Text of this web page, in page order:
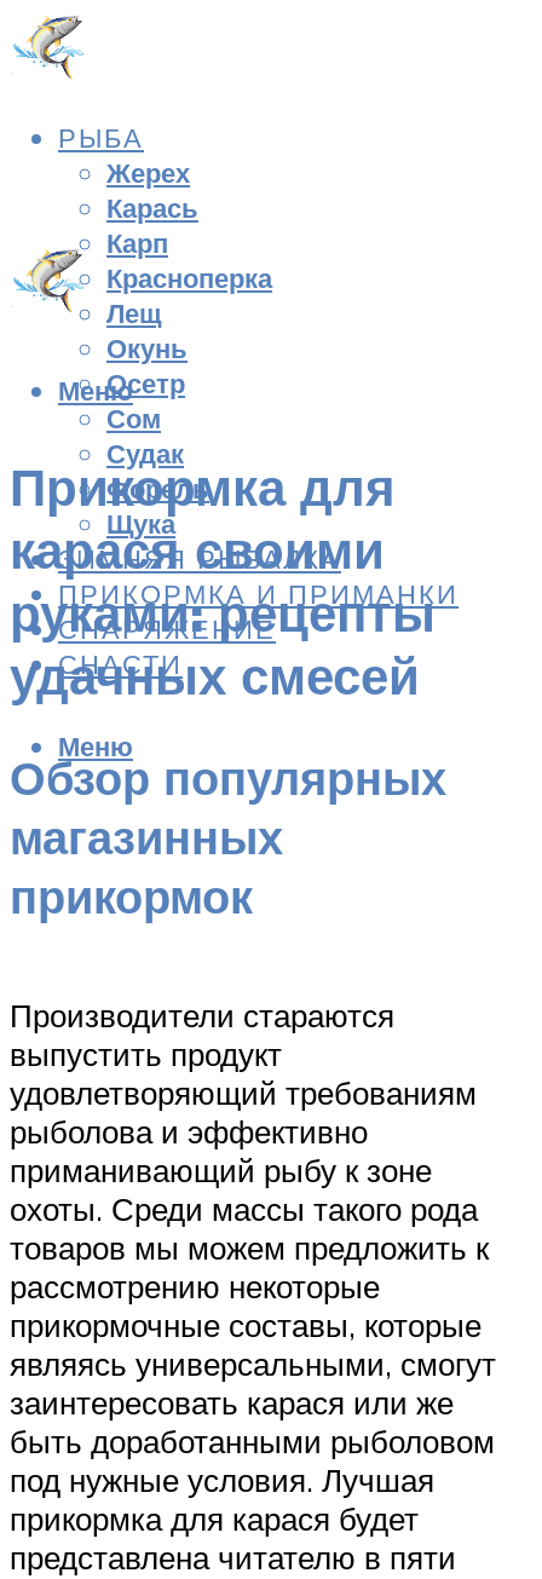
РЫБА
Жерех
Карась
Карп
Красноперка
Лещ
Окунь
Осетр
Сом
Судак
Форель
Щука
ЗИМНЯЯ РЫБАЛКА
ПРИКОРМКА И ПРИМАНКИ
СНАРЯЖЕНИЕ
СНАСТИ
Меню
Меню
Прикормка для
карася своими
руками: рецепты
удачных смесей
Обзор популярных
магазинных
прикормок
Производители стараются
выпустить продукт
удовлетворяющий требованиям
рыболова и эффективно
приманивающий рыбу к зоне
охоты. Среди массы такого рода
товаров мы можем предложить к
рассмотрению некоторые
прикормочные составы, которые
являясь универсальными, смогут
заинтересовать карася или же
быть доработанными рыболовом
под нужные условия. Лучшая
прикормка для карася будет
представлена читателю в пяти